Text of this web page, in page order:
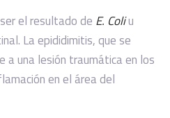
el resultado de E. Coliu
La epididimitis, que se
a una lesión traumática en los
en el área del